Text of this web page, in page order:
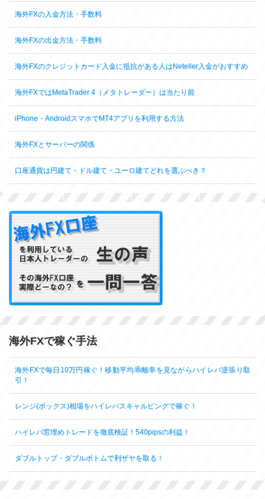
海外FXの入金方法・手数料
海外FXの出金方法・手数料
海外FXのクレジットカード入金に抵抗がある人はNeteller入金がおすすめ
海外FXではMetaTrader 4（メタトレーダー）は当たり前
iPhone・AndroidスマホでMT4アプリを利用する方法
海外FXとサーバーの関係
口座通貨は円建て・ドル建て・ユーロ建てどれを選ぶべき？
海外FXで稼ぐ手法
海外FXで毎日10万円稼ぐ！移動平均乖離率を見ながらハイレバ逆張り取
引！
レンジ(ボックス)相場をハイレバスキャルピングで稼ぐ！
ハイレバ窓埋めトレードを徹底検証！540pipsの利益！
ダブルトップ・ダブルボトムで利ザヤを取る！